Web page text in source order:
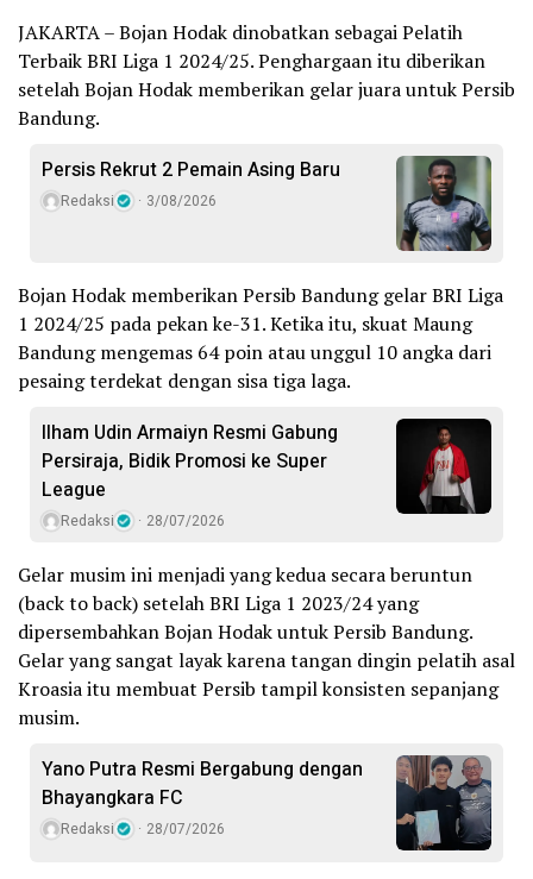
JAKARTA – Bojan Hodak dinobatkan sebagai Pelatih
Terbaik BRI Liga 1 2024/25. Penghargaan itu diberikan
setelah Bojan Hodak memberikan gelar juara untuk Persib
Bandung.
Persis Rekrut 2 Pemain Asing Baru
Redaksi 3/08/2026
Bojan Hodak memberikan Persib Bandung gelar BRI Liga
1 2024/25 pada pekan ke-31. Ketika itu, skuat Maung
Bandung mengemas 64 poin atau unggul 10 angka dari
pesaing terdekat dengan sisa tiga laga.
Ilham Udin Armaiyn Resmi Gabung
Persiraja, Bidik Promosi ke Super
League
Redaksi 28/07/2026
Gelar musim ini menjadi yang kedua secara beruntun
(back to back) setelah BRI Liga 1 2023/24 yang
dipersembahkan Bojan Hodak untuk Persib Bandung.
Gelar yang sangat layak karena tangan dingin pelatih asal
Kroasia itu membuat Persib tampil konsisten sepanjang
musim.
Yano Putra Resmi Bergabung dengan
Bhayangkara FC
Redaksi 28/07/2026